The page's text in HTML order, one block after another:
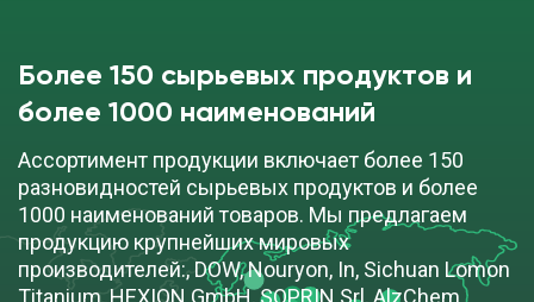
Более 150 сырьевых продуктов и
более 1000 наименований
Ассортимент продукции включает более 150
разновидностей сырьевых продуктов и более
1000 наименований товаров. Мы предлагаем
продукцию крупнейших мировых
производителей:, DOW, Nouryon, In, Sichuan Lomon